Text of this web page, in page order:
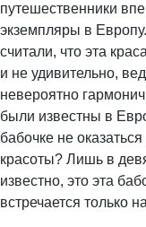
путешественники
экземпляры в
считали, что эта
и не удивительно,
невероятно
были известны в
бабочке не
красоты? Лишь в
известно, это эта
встречается только